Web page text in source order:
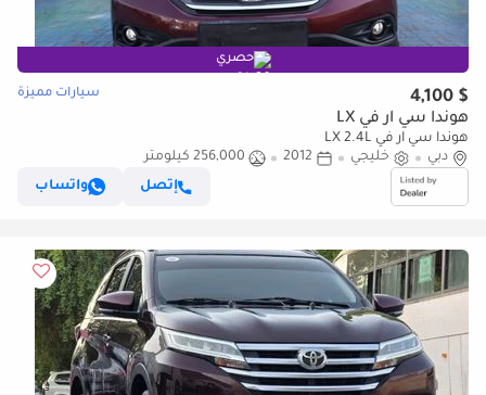
حصري
$ 4,100 سيارات مميزة
هوندا سي آر في LX
هوندا سي آر في LX 2.4L
دبي
خليجي 2012
256,000 كيلومتر
إتصل
واتساب